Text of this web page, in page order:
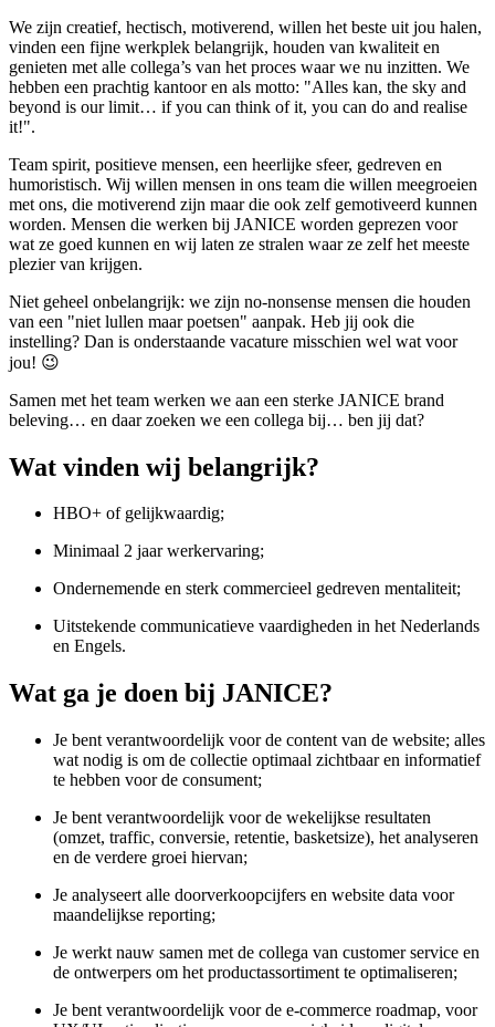
We zijn creatief, hectisch, motiverend, willen het beste uit jou halen,
vinden een fijne werkplek belangrijk, houden van kwaliteit en
genieten met alle collega’s van het proces waar we nu inzitten. We
hebben een prachtig kantoor en als motto: "Alles kan, the sky and
beyond is our limit… if you can think of it, you can do and realise
it!".
Team spirit, positieve mensen, een heerlijke sfeer, gedreven en
humoristisch. Wij willen mensen in ons team die willen meegroeien
met ons, die motiverend zijn maar die ook zelf gemotiveerd kunnen
worden. Mensen die werken bij JANICE worden geprezen voor
wat ze goed kunnen en wij laten ze stralen waar ze zelf het meeste
plezier van krijgen.
Niet geheel onbelangrijk: we zijn no-nonsense mensen die houden
van een "niet lullen maar poetsen" aanpak. Heb jij ook die
instelling? Dan is onderstaande vacature misschien wel wat voor
jou! 😉
Samen met het team werken we aan een sterke JANICE brand
beleving… en daar zoeken we een collega bij… ben jij dat?
Wat vinden wij belangrijk?
HBO+ of gelijkwaardig;
Minimaal 2 jaar werkervaring;
Ondernemende en sterk commercieel gedreven mentaliteit;
Uitstekende communicatieve vaardigheden in het Nederlands
en Engels.
Wat ga je doen bij JANICE?
Je bent verantwoordelijk voor de content van de website; alles
wat nodig is om de collectie optimaal zichtbaar en informatief
te hebben voor de consument;
Je bent verantwoordelijk voor de wekelijkse resultaten
(omzet, traffic, conversie, retentie, basketsize), het analyseren
en de verdere groei hiervan;
Je analyseert alle doorverkoopcijfers en website data voor
maandelijkse reporting;
Je werkt nauw samen met de collega van customer service en
de ontwerpers om het productassortiment te optimaliseren;
Je bent verantwoordelijk voor de e-commerce roadmap, voor